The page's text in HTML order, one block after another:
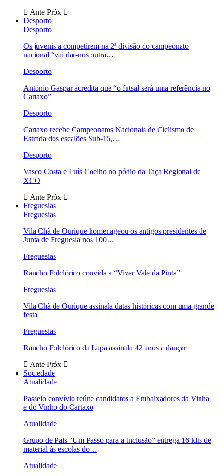
Ante Próx
Desporto
Desporto
Os juvenis a competirem na 2ª divisão do campeonato
nacional “vai dar-nos outra…
Desporto
António Gaspar acredita que “o futsal será uma referência no
Cartaxo”
Desporto
Cartaxo recebe Campeonatos Nacionais de Ciclismo de
Estrada dos escalões Sub-15,…
Desporto
Vasco Costa e Luís Coelho no pódio da Taça Regional de
XCO
Ante Próx
Freguesias
Freguesias
Vila Chã de Ourique homenageou os antigos presidentes de
Junta de Freguesia nos 100…
Freguesias
Rancho Folclórico convida a “Viver Vale da Pinta”
Freguesias
Vila Chã de Ourique assinala datas históricas com uma grande
festa
Freguesias
Rancho Folclórico da Lapa assinala 42 anos a dançar
Ante Próx
Sociedade
Atualidade
Passeio convívio reúne candidatos a Embaixadores da Vinha
e do Vinho do Cartaxo
Atualidade
Grupo de Pais “Um Passo para a Inclusão” entrega 16 kits de
material às escolas do…
Atualidade